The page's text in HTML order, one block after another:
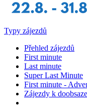
Typy zájezdů
Přehled zájezdů
First minute
Last minute
Super Last Minute
First minute -
Zájezdy k